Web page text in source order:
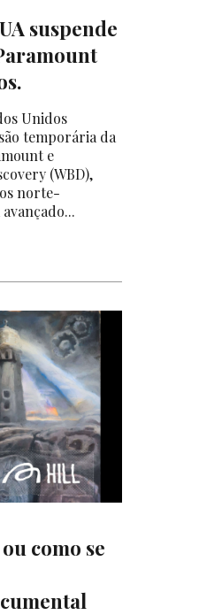
suspende
Unidos
temporária da
e
(WBD),
norte-
como se